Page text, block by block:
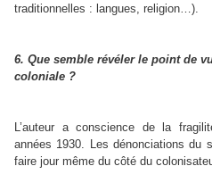
traditionnelles : langues, religion…).
6. Que semble révéler le point de
coloniale ?
L’auteur a conscience de la
années 1930. Les dénonciations du
faire jour même du côté du